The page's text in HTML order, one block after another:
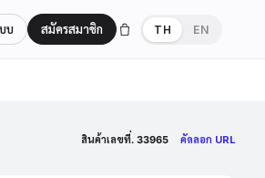
บ สมัครสมาชิก TH EN
สินค้าเลขที่. 33965 คัดลอก URL